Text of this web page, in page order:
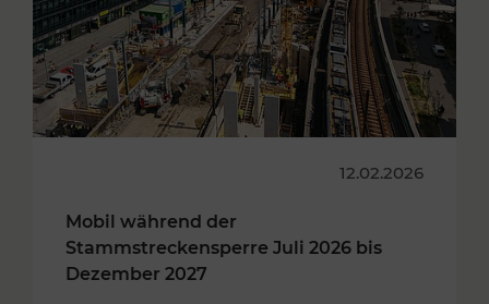
12.02.2026
Mobil während der
Stammstreckensperre Juli 2026 bis
Dezember 2027